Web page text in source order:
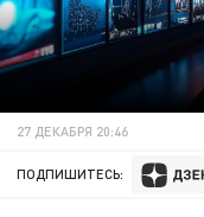
27 ДЕКАБРЯ 20:46
ПОДПИШИТЕСЬ: